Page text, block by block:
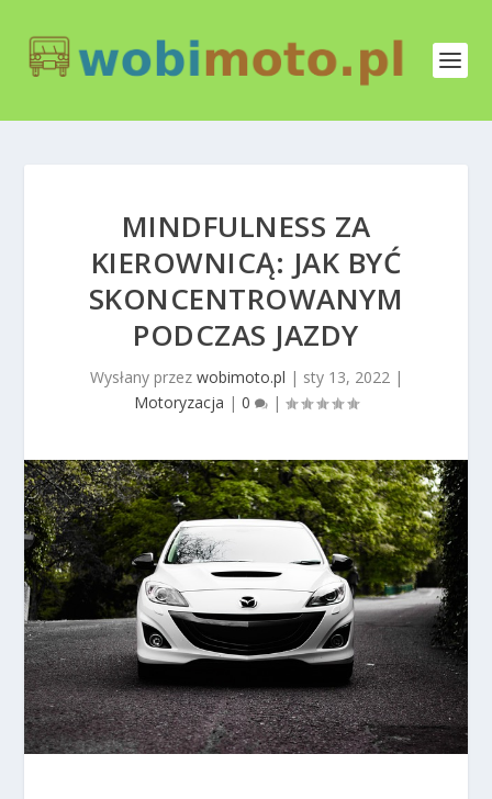
MINDFULNESS ZA
KIEROWNICĄ: JAK BYĆ
SKONCENTROWANYM
PODCZAS JAZDY
Wysłany przez wobimoto.pl | sty 13, 2022|
Motoryzacja | 0 |